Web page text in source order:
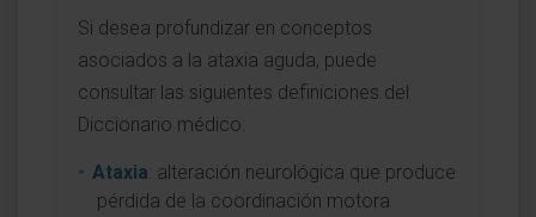
Si desea profundizar en conceptos
asociados a la ataxia aguda, puede
consultar las siguientes definiciones del
Diccionario médico:
Ataxia: alteración neurológica que produce
pérdida de la coordinación motora